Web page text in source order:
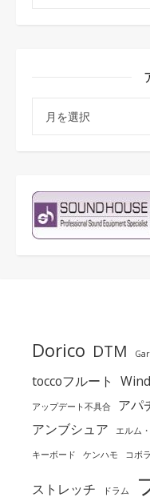
Dorico DTM
toccoフルート
アップデート不具合 アパ
アンブシュア
エルム
キーボード ケンハモ コボ
ストレッチ ドラム